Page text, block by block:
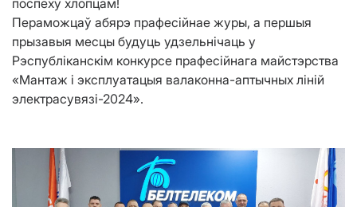
поспеху хлопцам!
Пераможцаў абярэ прафесійнае журы, а першыя
прызавыя месцы будуць удзельнічаць у
Рэспубліканскім конкурсе прафесійнага майстэрства
«Мантаж і эксплуатацыя валаконна-аптычных ліній
электрасувязі-2024».